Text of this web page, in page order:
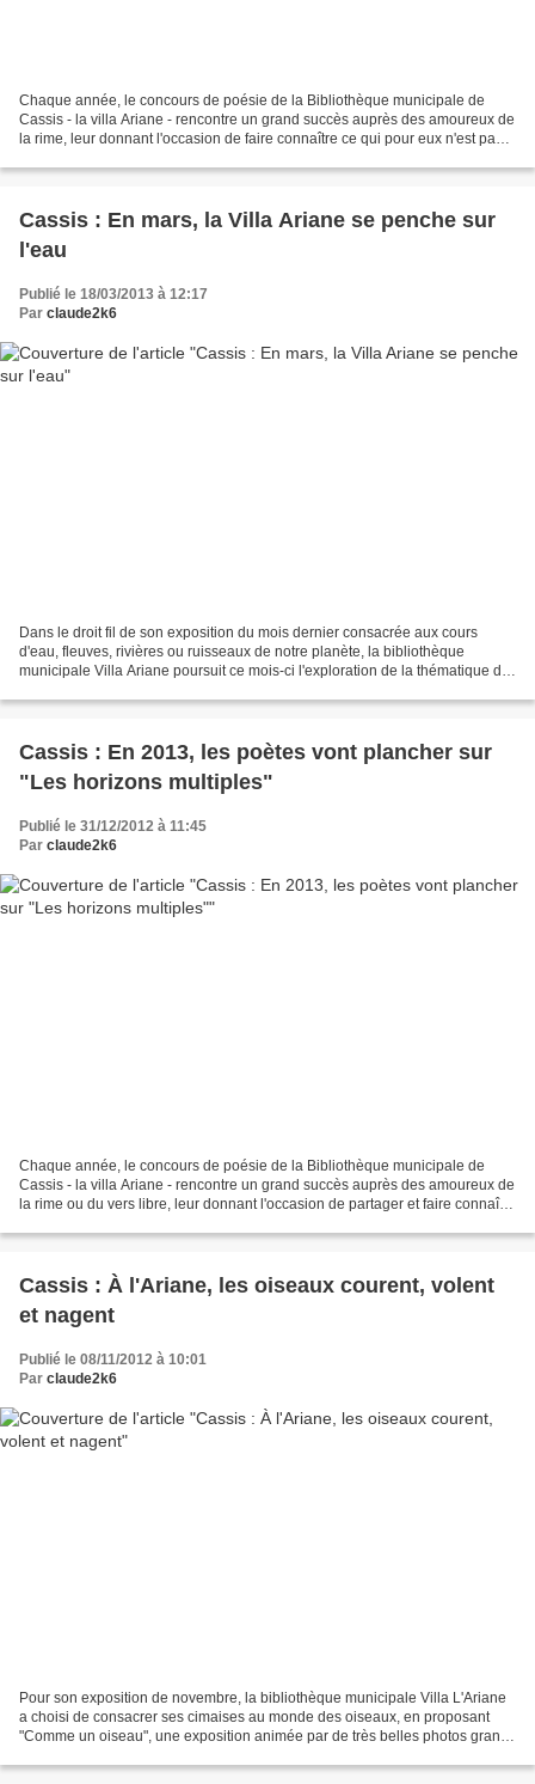
Chaque année, le concours de poésie de la Bibliothèque municipale de
Cassis - la villa Ariane - rencontre un grand succès auprès des amoureux de
la rime, leur donnant l'occasion de faire connaître ce qui pour eux n'est pas
Cassis : En mars, la Villa Ariane se penche sur
l'eau
Publié le 18/03/2013 à 12:17
Par claude2k6
Dans le droit fil de son exposition du mois dernier consacrée aux cours
d'eau, fleuves, rivières ou ruisseaux de notre planète, la bibliothèque
municipale Villa Ariane poursuit ce mois-ci l'exploration de la thématique de
Cassis : En 2013, les poètes vont plancher sur
"Les horizons multiples"
Publié le 31/12/2012 à 11:45
Par claude2k6
Chaque année, le concours de poésie de la Bibliothèque municipale de
Cassis - la villa Ariane - rencontre un grand succès auprès des amoureux de
la rime ou du vers libre, leur donnant l'occasion de partager et faire connaître
Cassis : À l'Ariane, les oiseaux courent, volent
et nagent
Publié le 08/11/2012 à 10:01
Par claude2k6
Pour son exposition de novembre, la bibliothèque municipale Villa L'Ariane
a choisi de consacrer ses cimaises au monde des oiseaux, en proposant
"Comme un oiseau", une exposition animée par de très belles photos grand